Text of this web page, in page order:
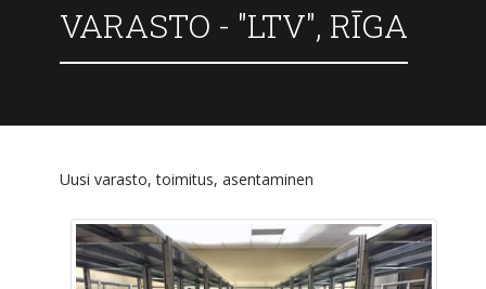
VARASTO - "LTV", RĪGA
Uusi varasto, toimitus, asentaminen